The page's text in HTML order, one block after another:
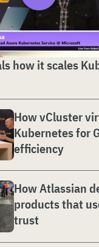
how it scales
How vCluster
Kubernetes for
efficiency
How Atlassian
products that
trust